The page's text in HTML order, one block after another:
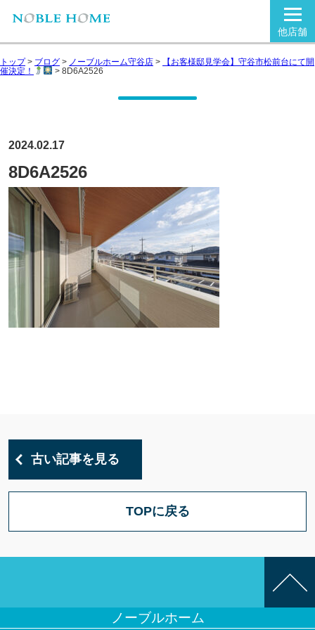
他店舗
トップ> ブログ > ノーブルホーム守谷店 >
【お客様邸見学会】守谷市松前台にて開
催決定！
>8D6A2526
2024.02.17
8D6A2526
古い記事を見る
TOPに戻る
ノーブルホーム